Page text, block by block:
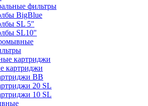
фильтры
BigBlue
SL 5"
SL10"
картриджи
BB
20 SL
10 SL